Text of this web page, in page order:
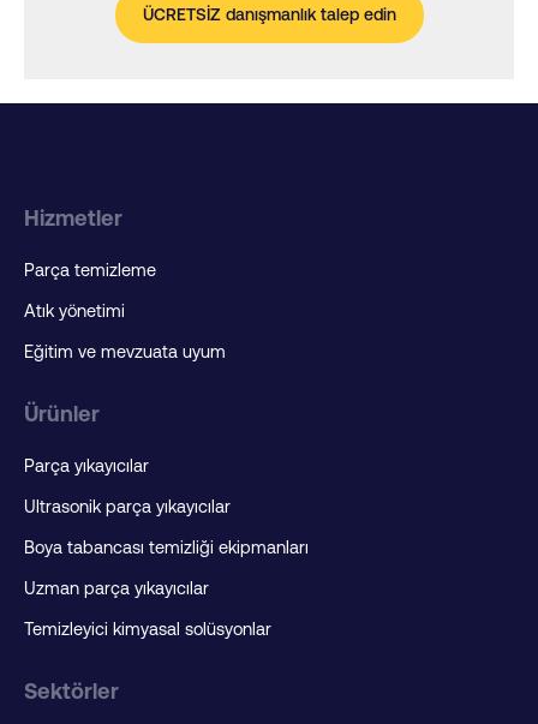
ÜCRETSİZ danışmanlık talep edin
Hizmetler
Parça temizleme
Atık yönetimi
Eğitim ve mevzuata uyum
Ürünler
Parça yıkayıcılar
Ultrasonik parça yıkayıcılar
Boya tabancası temizliği ekipmanları
Uzman parça yıkayıcılar
Temizleyici kimyasal solüsyonlar
Sektörler